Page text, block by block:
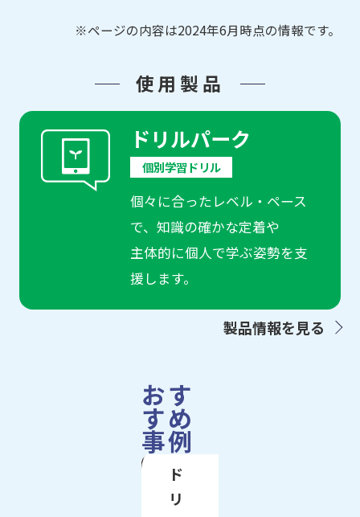
※ページの内容は2024年6月時点の情報です。
使用製品
ドリルパーク
個別学習ドリル
個々に合ったレベル・ペース
で、知識の確かな定着や
主体的に個人で学ぶ姿勢を支
援します。
製品情報を見る
おす
すめ
事例
ド
リ